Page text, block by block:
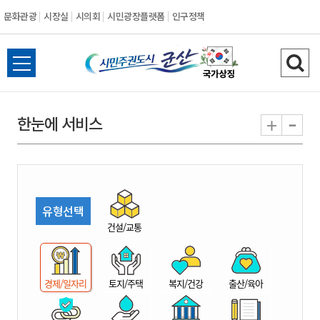
문화관광 시장실 시의회 시민광장플랫폼 인구정책
시
민
권
시
산
전
체
뉴
열
검
색
기
한눈에 서비스 + -
유형선택
건설/교통
경제/일자리 토지/주택 복지/건강 출산/육아